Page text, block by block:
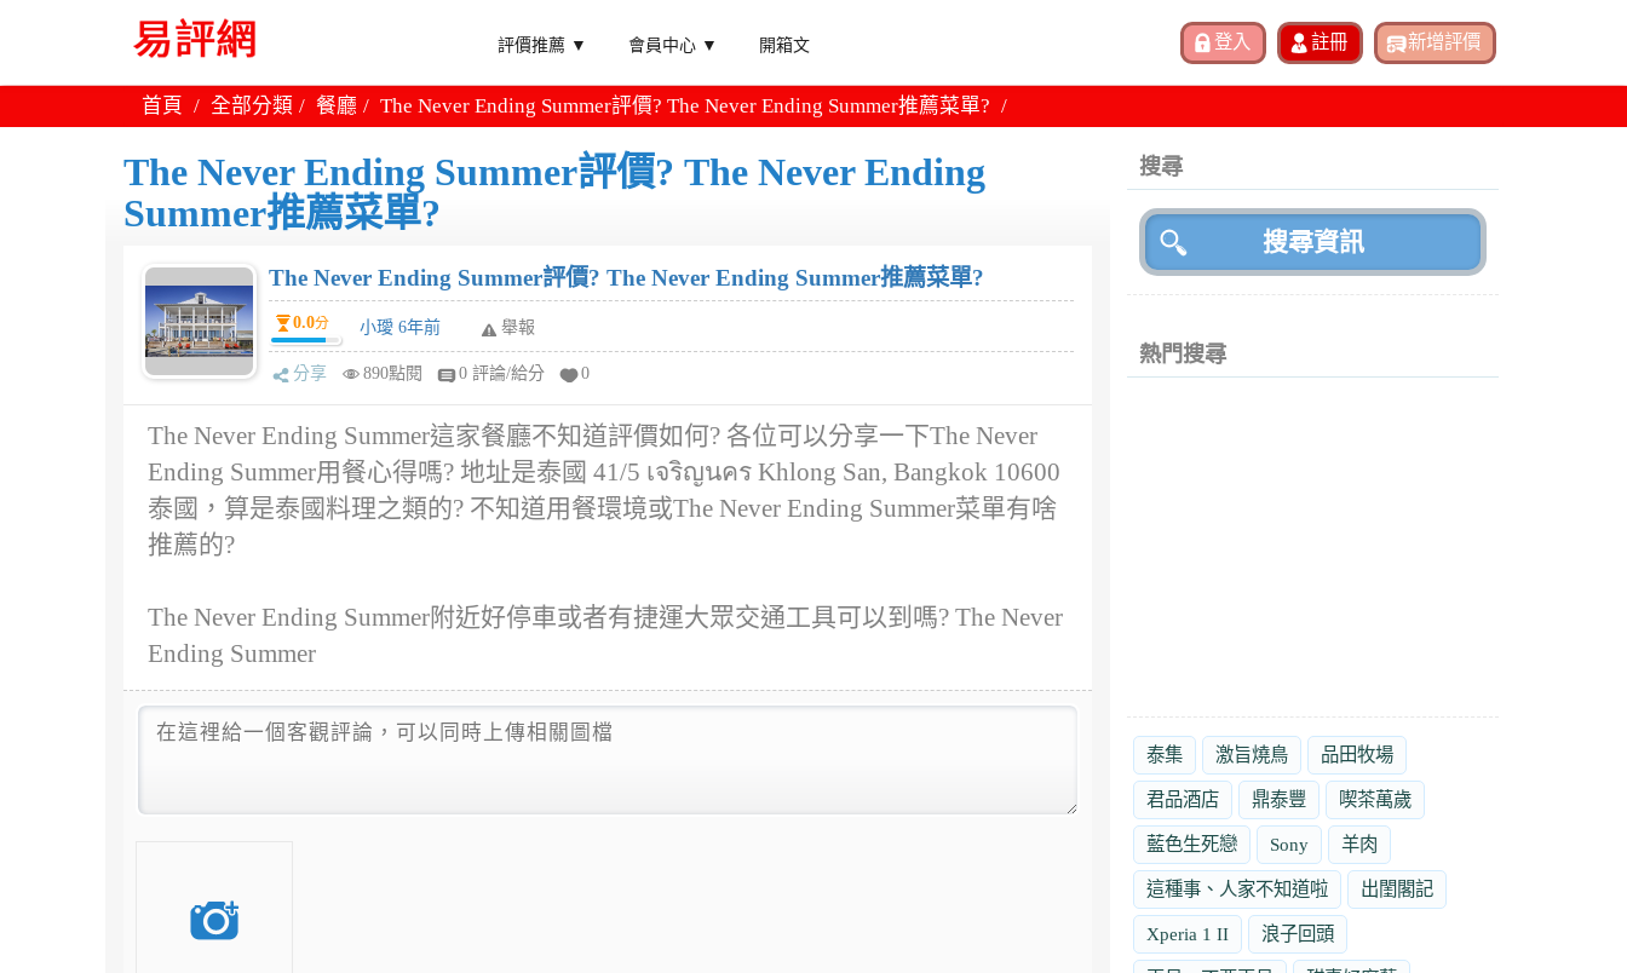
評價推薦 ▼ 會員中心 ▼ 開箱文
首頁 全部分類 餐廳 The Never Ending Summer評價? The Never Ending Summer推薦菜單?
The Never Ending Summer評價? The Never Ending
Summer推薦菜單?
The Never Ending Summer評價? The Never Ending Summer推薦菜單?
0.0分 小璦 6年前 舉報
分享 890點閱 0 評論/給分 0
The Never Ending Summer這家餐廳不知道評價如何? 各位可以分享一下The Never
Ending Summer用餐心得嗎? 地址是泰國 41/5 เจริญนคร Khlong San, Bangkok 10600
泰國，算是泰國料理之類的? 不知道用餐環境或The Never Ending Summer菜單有啥
推薦的?
The Never Ending Summer附近好停車或者有捷運大眾交通工具可以到嗎? The Never
Ending Summer
搜尋
熱門搜尋
泰集 激旨燒鳥 品田牧場
君品酒店 鼎泰豐 喫茶萬歲
藍色生死戀 Sony 羊肉
這種事、人家不知道啦 出閨閣記
Xperia 1 II 浪子回頭